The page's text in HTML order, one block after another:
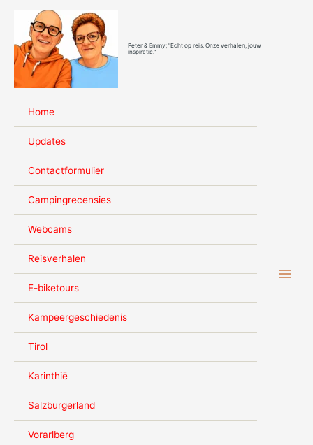
inhoud
Peter & Emmy; "Echt op reis. Onze verhalen, jouw
inspiratie."
Home
Updates
Contactformulier
Campingrecensies
Webcams
Reisverhalen
E-biketours
Kampeergeschiedenis
Tirol
Karinthië
Salzburgerland
Vorarlberg